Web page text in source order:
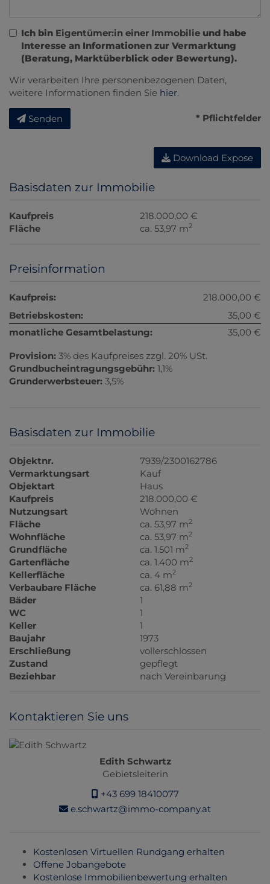
Ich bin Eigentümer:in einer Immobilie und habe
Interesse an Informationen zur Vermarktung
(Beratung, Marktüberblick oder Bewertung).
Wir verarbeiten Ihre personenbezogenen Daten,
weitere Informationen finden Sie hier.
Senden * Pflichtfelder
Download Expose
Basisdaten zur Immobilie
Kaufpreis
218.000,00 €
Fläche
ca. 53,97 m2
Preisinformation
Kaufpreis:
218.000,00 €
Betriebskosten:
35,00 €
monatliche Gesamtbelastung:
35,00 €
Provision: 3% des Kaufpreises zzgl. 20% USt.
Grundbucheintragungsgebühr: 1,1%
Grunderwerbsteuer: 3,5%
Basisdaten zur Immobilie
Objektnr.
7939/2300162786
Vermarktungsart
Kauf
Objektart
Haus
Kaufpreis
218.000,00 €
Nutzungsart
Wohnen
Fläche
ca. 53,97 m2
Wohnfläche ca. 53,97 m2
Grundfläche ca. 1.501 m2
Gartenfläche ca. 1.400 m2
Kellerfläche ca. 4 m2
Verbaubare Fläche ca. 61,88 m2
Bäder
1
WC
1
Keller
1
Baujahr
1973
Erschließung
vollerschlossen
Zustand
gepflegt
Beziehbar
nach Vereinbarung
Kontaktieren Sie uns
Edith Schwartz
Gebietsleiterin
+43 699 18410077
e.schwartz@immo-company.at
Kostenlosen Virtuellen Rundgang erhalten
Offene Jobangebote
Kostenlose Immobilienbewertung erhalten